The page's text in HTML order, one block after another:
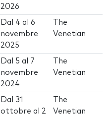
2026
Dal 4 al6
novembre
2025
The
Venetian
Dal 5 al
7
novembre
2024
The
Venetian
Dal 31
ottobre al 2
The
Venetian